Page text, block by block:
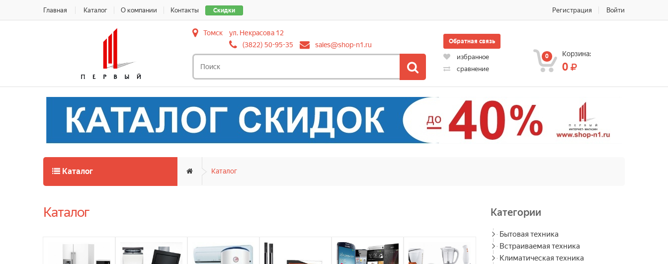
Скидки
Главная Каталог О компании Контакты Регистрация Войти
Томск
ул. Некрасова 12
(3822) 50-95-35
sales@shop-n1.ru Обратная связь
избранное
сравнение
0 Корзина:
0
Каталог Каталог
Каталог Категории
Бытовая техника
Встраиваемая техника
Климатическая техника